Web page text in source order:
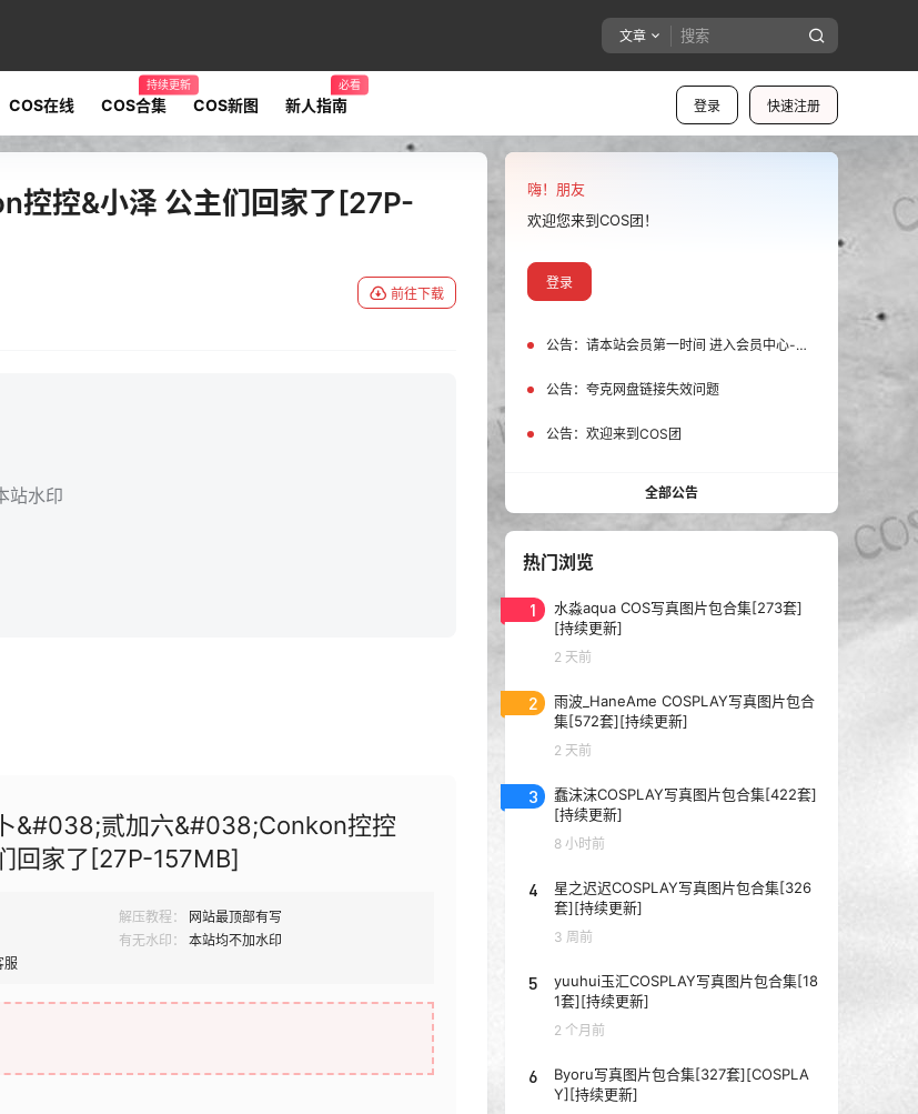
文章
登录 快速注册
COS在线 COS合集
持续更新
COS新图 新人指南
必看
控控&小泽 公主们回家了[27P-
前往下载
站水印
&#038;贰加六&#038;Conkon控控
回家了[27P-157MB]
解压教程：
网站最顶部有写
有无水印：
本站均不加水印
服
嗨！朋友
欢迎您来到COS团！
登录
公告： 请本站会员第一时间 进入会员中心-我的设置中为您的账号绑定邮箱!
公告： 夸克网盘链接失效问题
公告： 欢迎来到COS团
全部公告
热门浏览
1
水淼aqua COS写真图片包合集[273套]
[持续更新]
2 天前
2
雨波_HaneAme COSPLAY写真图片包合
集[572套][持续更新]
2 天前
3
蠢沫沫COSPLAY写真图片包合集[422套]
[持续更新]
8 小时前
4
星之迟迟COSPLAY写真图片包合集[326
套][持续更新]
3 周前
5
yuuhui玉汇COSPLAY写真图片包合集[18
1套][持续更新]
2 个月前
6
Byoru写真图片包合集[327套][COSPLA
Y][持续更新]